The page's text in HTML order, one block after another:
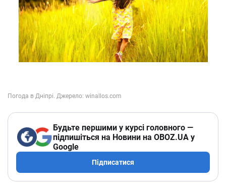
Будьте першими у курсі головного —
підпишіться на Новини на OBOZ.UA у
Google
Підписатися